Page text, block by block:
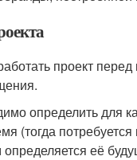
проект перед
определить для
(тогда
её